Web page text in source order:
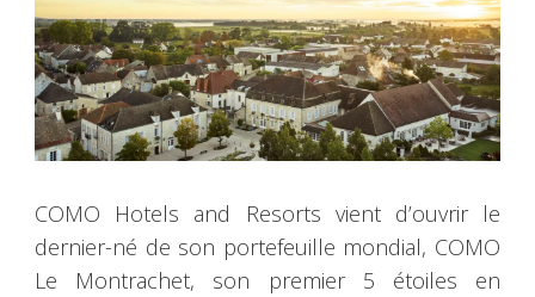
COMO Hotels and Resorts vient d’ouvrir le
dernier-né de son portefeuille mondial, COMO
Le Montrachet, son premier 5 étoiles en